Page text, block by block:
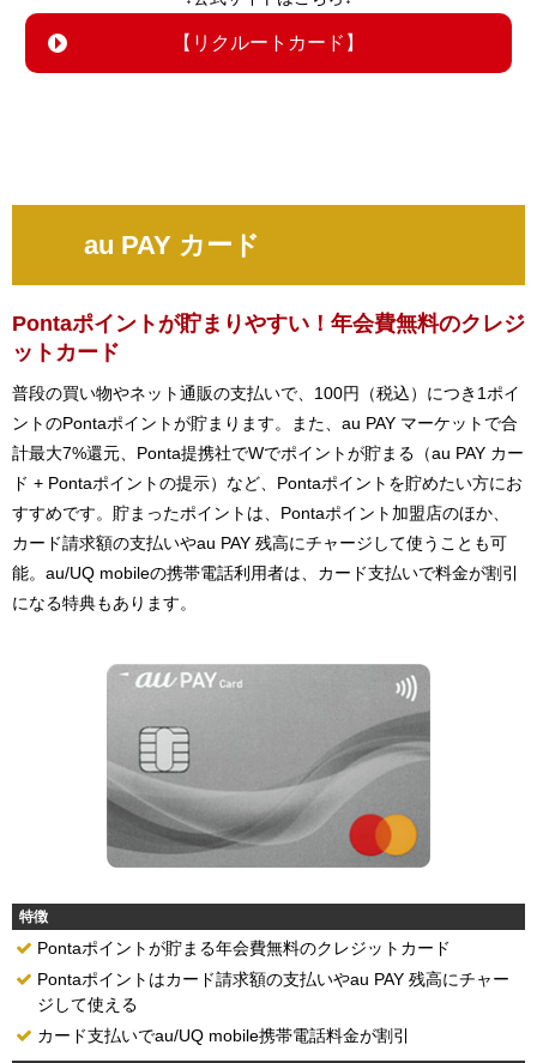
【リクルートカード】
au PAY カード
Pontaポイントが貯まりやすい！年会費無料のクレジ
ットカード
普段の買い物やネット通販の支払いで、100円（税込）につき1ポイ
ントのPontaポイントが貯まります。また、au PAY マーケットで合
計最大7%還元、Ponta提携社でWでポイントが貯まる（au PAY カー
ド + Pontaポイントの提示）など、Pontaポイントを貯めたい方にお
すすめです。貯まったポイントは、Pontaポイント加盟店のほか、
カード請求額の支払いやau PAY 残高にチャージして使うことも可
能。au/UQ mobileの携帯電話利用者は、カード支払いで料金が割引
になる特典もあります。
特徴
Pontaポイントが貯まる年会費無料のクレジットカード
Pontaポイントはカード請求額の支払いやau PAY 残高にチャー
ジして使える
カード支払いでau/UQ mobile携帯電話料金が割引